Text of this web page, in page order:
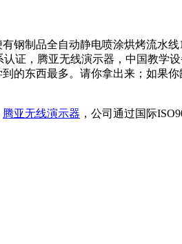
钢制品全自动静电喷涂烘烤流水
证，腾亚无线演示器，中国教
的东西最多。请你拿出来；如果
腾亚无线演示器 ，公司通过国际